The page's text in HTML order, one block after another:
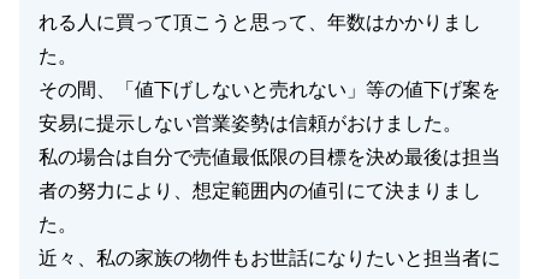
閉じる
れる人に買って頂こうと思って、年数はかかりまし
た。
その間、「値下げしないと売れない」等の値下げ案を
安易に提示しない営業姿勢は信頼がおけました。
私の場合は自分で売値最低限の目標を決め最後は担当
者の努力により、想定範囲内の値引にて決まりまし
た。
近々、私の家族の物件もお世話になりたいと担当者に